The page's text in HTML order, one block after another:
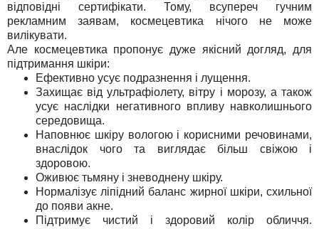
відповідні сертифікати. Тому, всупереч гучним
рекламним заявам, космецевтика нічого не може
вилікувати.
Але космецевтика пропонує дуже якісний догляд, для
підтримання шкіри:
Ефективно усує подразнення і лущення.
Захищає від ультрафіолету, вітру і морозу, а також
усує наслідки негативного впливу навколишнього
середовища.
Наповнює шкіру вологою і корисними речовинами,
внаслідок чого та виглядає більш свіжою і
здоровою.
Оживює тьмяну і зневоднену шкіру.
Нормалізує ліпідний баланс жирної шкіри, схильної
до появи акне.
Підтримує чистий і здоровий колір обличчя.